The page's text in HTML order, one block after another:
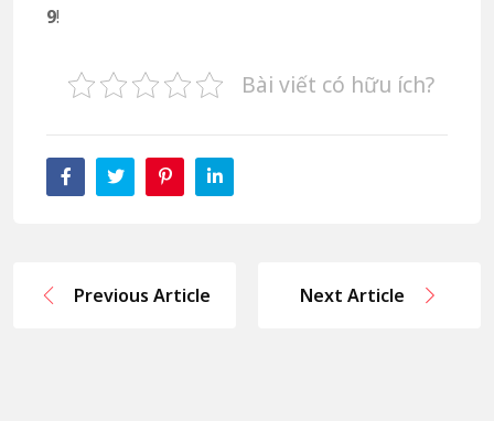
9!
Bài viết có hữu ích?
Previous Article Next Article